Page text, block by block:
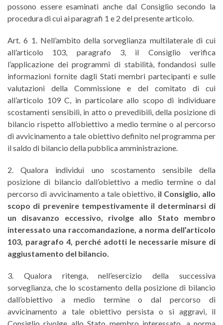
possono essere esaminati anche dal Consiglio secondo la
procedura di cui ai paragrafi 1 e 2 del presente articolo.
Art. 6 1. Nell’ambito della sorveglianza multilaterale di cui
all’articolo 103, paragrafo 3, il Consiglio verifica
l’applicazione dei programmi di stabilità, fondandosi sulle
informazioni fornite dagli Stati membri partecipanti e sulle
valutazioni della Commissione e del comitato di cui
all’articolo 109 C, in particolare allo scopo di individuare
scostamenti sensibili, in atto o prevedibili, della posizione di
bilancio rispetto all’obiettivo a medio termine o al percorso
di avvicinamento a tale obiettivo definito nel programma per
il saldo di bilancio della pubblica amministrazione.
2. Qualora individui uno scostamento sensibile della
posizione di bilancio dall’obiettivo a medio termine o dal
percorso di avvicinamento a tale obiettivo, il Consiglio, allo
scopo di prevenire tempestivamente il determinarsi di
un disavanzo eccessivo, rivolge allo Stato membro
interessato una raccomandazione, a norma dell’articolo
103, paragrafo 4, perché adotti le necessarie misure di
aggiustamento del bilancio.
3. Qualora ritenga, nell’esercizio della successiva
sorveglianza, che lo scostamento della posizione di bilancio
dall’obiettivo a medio termine o dal percorso di
avvicinamento a tale obiettivo persista o si aggravi, il